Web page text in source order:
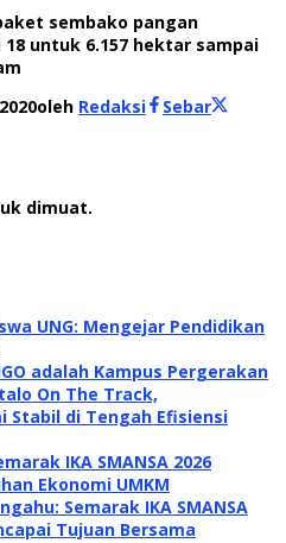
sembako pangan
untuk 6.157 hektar sampai
oleh Redaksi
Sebar
dimuat.
UNG: Mengejar Pendidikan
adalah Kampus Pergerakan
On The Track,
Stabil di Tengah Efisiensi
IKA SMANSA 2026
Ekonomi UMKM
Semarak IKA SMANSA
Tujuan Bersama